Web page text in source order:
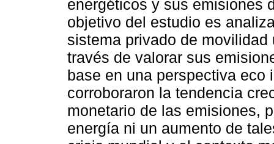
energéticos y sus emisiones
objetivo del estudio es
sistema privado de
través de valorar sus
base en una perspectiva eco
corroboraron la tendencia
monetario de las emisiones,
energía ni un aumento de